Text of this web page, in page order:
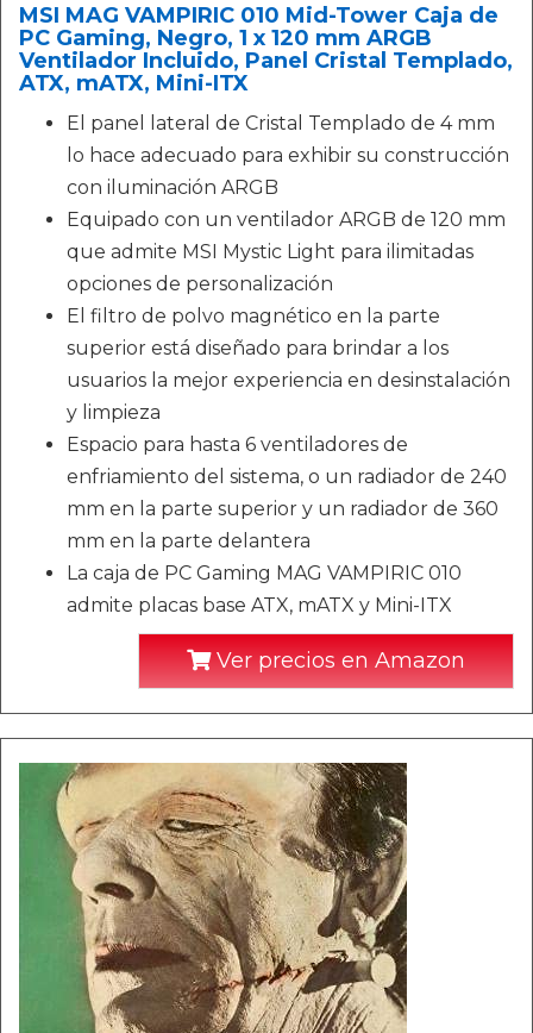
MSI MAG VAMPIRIC 010 Mid-Tower Caja de
PC Gaming, Negro, 1 x 120 mm ARGB
Ventilador Incluido, Panel Cristal Templado,
ATX, mATX, Mini-ITX
El panel lateral de Cristal Templado de 4 mm
lo hace adecuado para exhibir su construcción
con iluminación ARGB
Equipado con un ventilador ARGB de 120 mm
que admite MSI Mystic Light para ilimitadas
opciones de personalización
El filtro de polvo magnético en la parte
superior está diseñado para brindar a los
usuarios la mejor experiencia en desinstalación
y limpieza
Espacio para hasta 6 ventiladores de
enfriamiento del sistema, o un radiador de 240
mm en la parte superior y un radiador de 360
mm en la parte delantera
La caja de PC Gaming MAG VAMPIRIC 010
admite placas base ATX, mATX y Mini-ITX
Ver precios en Amazon